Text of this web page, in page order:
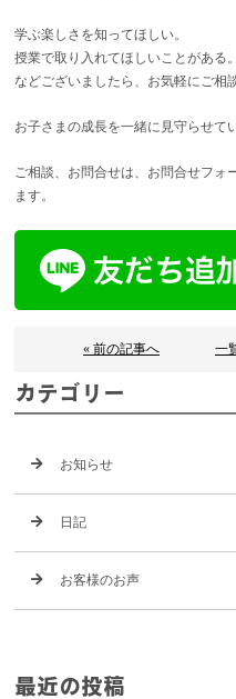
学ぶ楽しさを知ってほしい。
授業で取り入れてほしいことがある。
などございましたら、お気軽にご相
お子さまの成長を一緒に見守らせて
ご相談、お問合せは、お問合せフォ
ます。
« 前の記事へ 一
カテゴリー
お知らせ
日記
お客様のお声
最近の投稿